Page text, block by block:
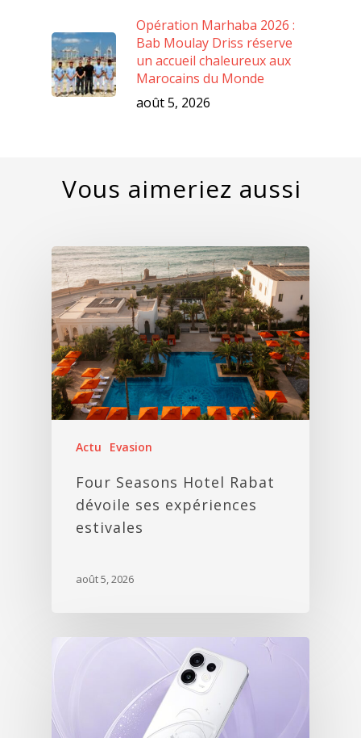
Opération Marhaba 2026 :
Bab Moulay Driss réserve
un accueil chaleureux aux
Marocains du Monde
août 5, 2026
Actu Evasion
Four Seasons Hotel Rabat
dévoile ses expériences
estivales
août 5, 2026